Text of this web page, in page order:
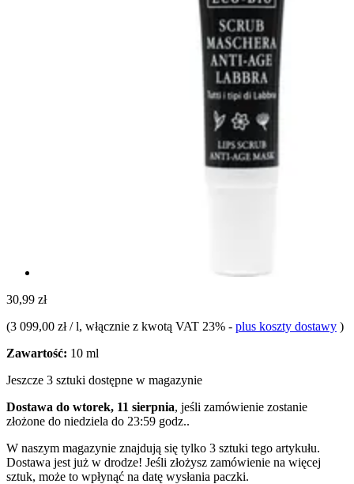
30,99 zł
(3 099,00 zł / l, włącznie z kwotą VAT 23% - plus koszty dostawy )
Zawartość: 10 ml
Jeszcze 3 sztuki dostępne w magazynie
Dostawa do wtorek, 11 sierpnia, jeśli zamówienie zostanie
złożone do niedziela do 23:59 godz..
W naszym magazynie znajdują się tylko 3 sztuki tego artykułu.
Dostawa jest już w drodze! Jeśli złożysz zamówienie na więcej
sztuk, może to wpłynąć na datę wysłania paczki.